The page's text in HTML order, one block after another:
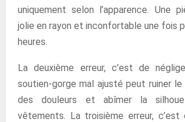
uniquement selon l’apparence. Une
jolie en rayon et inconfortable une fois
heures.
La deuxième erreur, c’est de
soutien-gorge mal ajusté peut ruiner le
des douleurs et abîmer la
vêtements. La troisième erreur, c’est